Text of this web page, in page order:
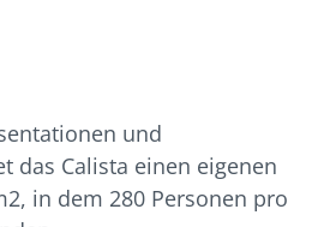
und
das Calista einen eigenen
in dem 280 Personen pro